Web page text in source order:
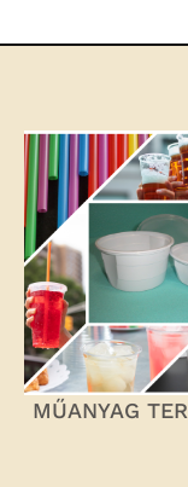
MŰANYAG